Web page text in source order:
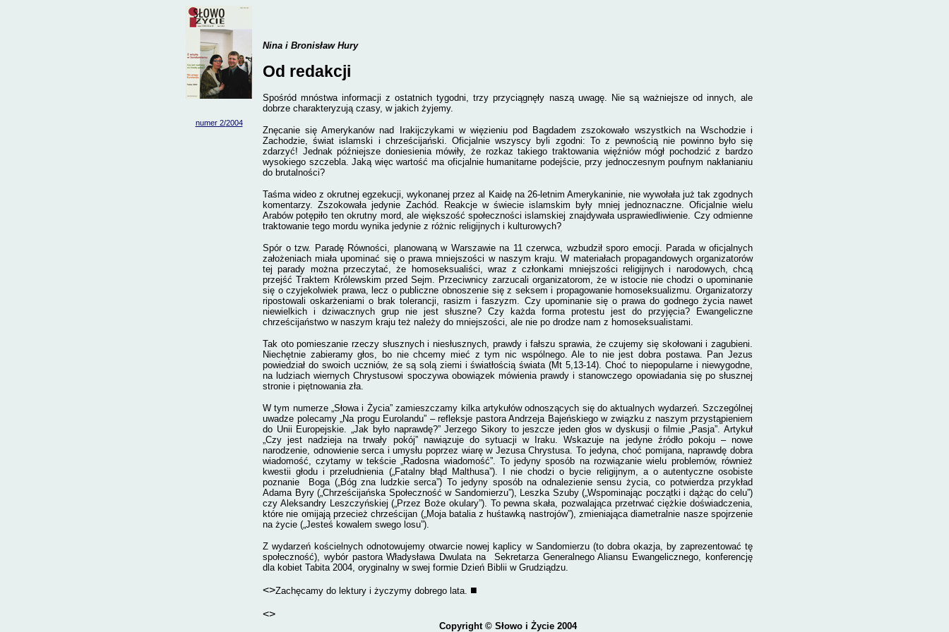
numer 2/2004
Nina i Bronisław Hury
Od redakcji
Spośród mnóstwa informacji z ostatnich tygodni, trzy przyciągnęły naszą uwagę. Nie są ważniejsze od innych, ale
dobrze charakteryzują czasy, w jakich żyjemy.
Znęcanie się Amerykanów nad Irakijczykami w więzieniupod Bagdademzszokowało wszystkich na Wschodzie i
Zachodzie, świat islamski i chrześcijański. Oficjalnie wszyscy byli zgodni: To z pewnością nie powinno było się
zdarzyć! Jednak późniejsze doniesienia mówiły, że rozkaz takiego traktowania więźniów mógł pochodzić z bardzo
wysokiego szczebla. Jaką więc wartość ma oficjalnie humanitarne podejście, przy jednoczesnym poufnym nakłanianiu
do brutalności?
Taśma wideo z okrutnej egzekucji, wykonanej przez al Kaidę na 26-letnim Amerykaninie, nie wywołała już tak zgodnych
komentarzy. Zszokowała jedynie Zachód. Reakcje w świecie islamskim były mniej jednoznaczne. Oficjalnie wielu
Arabów potępiło ten okrutny mord, ale większość społeczności islamskiej znajdywała usprawiedliwienie. Czy odmienne
traktowanie tego mordu wynika jedynie z różnic religijnych i kulturowych?
Spór o tzw. Paradę Równości, planowaną w Warszawie na 11 czerwca, wzbudził sporo emocji. Parada w oficjalnych
założeniach miała upominać się o prawa mniejszości w naszym kraju. W materiałach propagandowych organizatorów
tej parady można przeczytać, że homoseksualiści, wraz z członkami mniejszości religijnych i narodowych, chcą
przejść Traktem Królewskim przed Sejm. Przeciwnicy zarzucali organizatorom, że w istocie nie chodzi o upominanie
się o czyjekolwiek prawa, lecz o publiczne obnoszenie się z seksem i propagowanie homoseksualizmu. Organizatorzy
ripostowali oskarżeniami o brak tolerancji, rasizm i faszyzm. Czy upominanie się o prawa do godnego życia nawet
niewielkich i dziwacznych grup nie jest słuszne? Czy każda forma protestu jest do przyjęcia? Ewangeliczne
chrześcijaństwo w naszym kraju też należy do mniejszości, ale nie po drodze nam z homoseksualistami.
Tak oto pomieszanie rzeczy słusznych i niesłusznych, prawdy i fałszu sprawia, że czujemy się skołowani i zagubieni.
Niechętnie zabieramy głos, bo nie chcemy mieć z tym nic wspólnego. Ale to nie jest dobra postawa. Pan Jezus
powiedział do swoich uczniów, że są solą ziemi i światłością świata (Mt 5,13-14). Choć to niepopularne i niewygodne,
na ludziach wiernych Chrystusowi spoczywa obowiązek mówienia prawdy i stanowczego opowiadania się po słusznej
stronie i piętnowania zła.
W tym numerze „Słowa i Życia” zamieszczamy kilka artykułów odnoszących się do aktualnych wydarzeń. Szczególnej
uwadze polecamy „Na progu Eurolandu” – refleksje pastora Andrzeja Bajeńskiego w związku z naszym przystąpieniem
do Unii Europejskie. „Jak było naprawdę?” Jerzego Sikory to jeszcze jeden głos w dyskusji o filmie „Pasja”. Artykuł
„Czy jest nadzieja na trwały pokój” nawiązuje do sytuacji w Iraku. Wskazuje na jedyne źródło pokoju – nowe
narodzenie, odnowienie serca i umysłu poprzez wiarę w Jezusa Chrystusa. To jedyna, choć pomijana, naprawdę dobra
wiadomość, czytamy w tekście „Radosna wiadomość”. To jedyny sposób na rozwiązanie wielu problemów, również
kwestii głodu i przeludnienia („Fatalny błąd Malthusa”). I nie chodzi o bycie religijnym, a o autentyczne osobiste
poznanie
Boga („Bóg zna ludzkie serca”) To jedyny sposób na odnalezienie sensu życia, co potwierdza przykład
Adama Byry („Chrześcijańska Społeczność w Sandomierzu”), Leszka Szuby („Wspominając początki i dążąc do celu”)
czy Aleksandry Leszczyńskiej („Przez Boże okulary”). To pewna skała, pozwalająca przetrwać ciężkie doświadczenia,
które nie omijają przecież chrześcijan („Moja batalia z huśtawką nastrojów”), zmieniająca diametralnie nasze spojrzenie
na życie („Jesteś kowalem swego losu”).
Z wydarzeń kościelnych odnotowujemy otwarcie nowej kaplicy w Sandomierzu (to dobra okazja, by zaprezentować tę
społeczność), wybór pastora Władysława Dwulata na
Sekretarza Generalnego Aliansu Ewangelicznego, konferencję
dla kobiet Tabita 2004, oryginalny w swej formie Dzień Biblii w Grudziądzu.
<>Zachęcamy do lektury i życzymy dobrego lata. ■
<>
Copyright © Słowo i Życie 2004